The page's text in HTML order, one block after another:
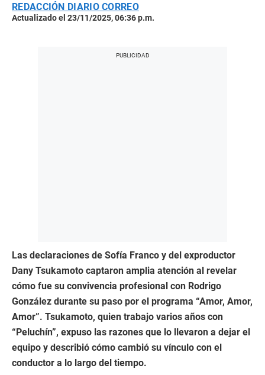
REDACCIÓN DIARIO CORREO
Actualizado el 23/11/2025, 06:36 p.m.
Las declaraciones de Sofía Franco y del exproductor
Dany Tsukamoto captaron amplia atención al revelar
cómo fue su convivencia profesional con Rodrigo
González durante su paso por el programa “Amor, Amor,
Amor”. Tsukamoto, quien trabajo varios años con
“Peluchín”, expuso las razones que lo llevaron a dejar el
equipo y describió cómo cambió su vínculo con el
conductor a lo largo del tiempo.